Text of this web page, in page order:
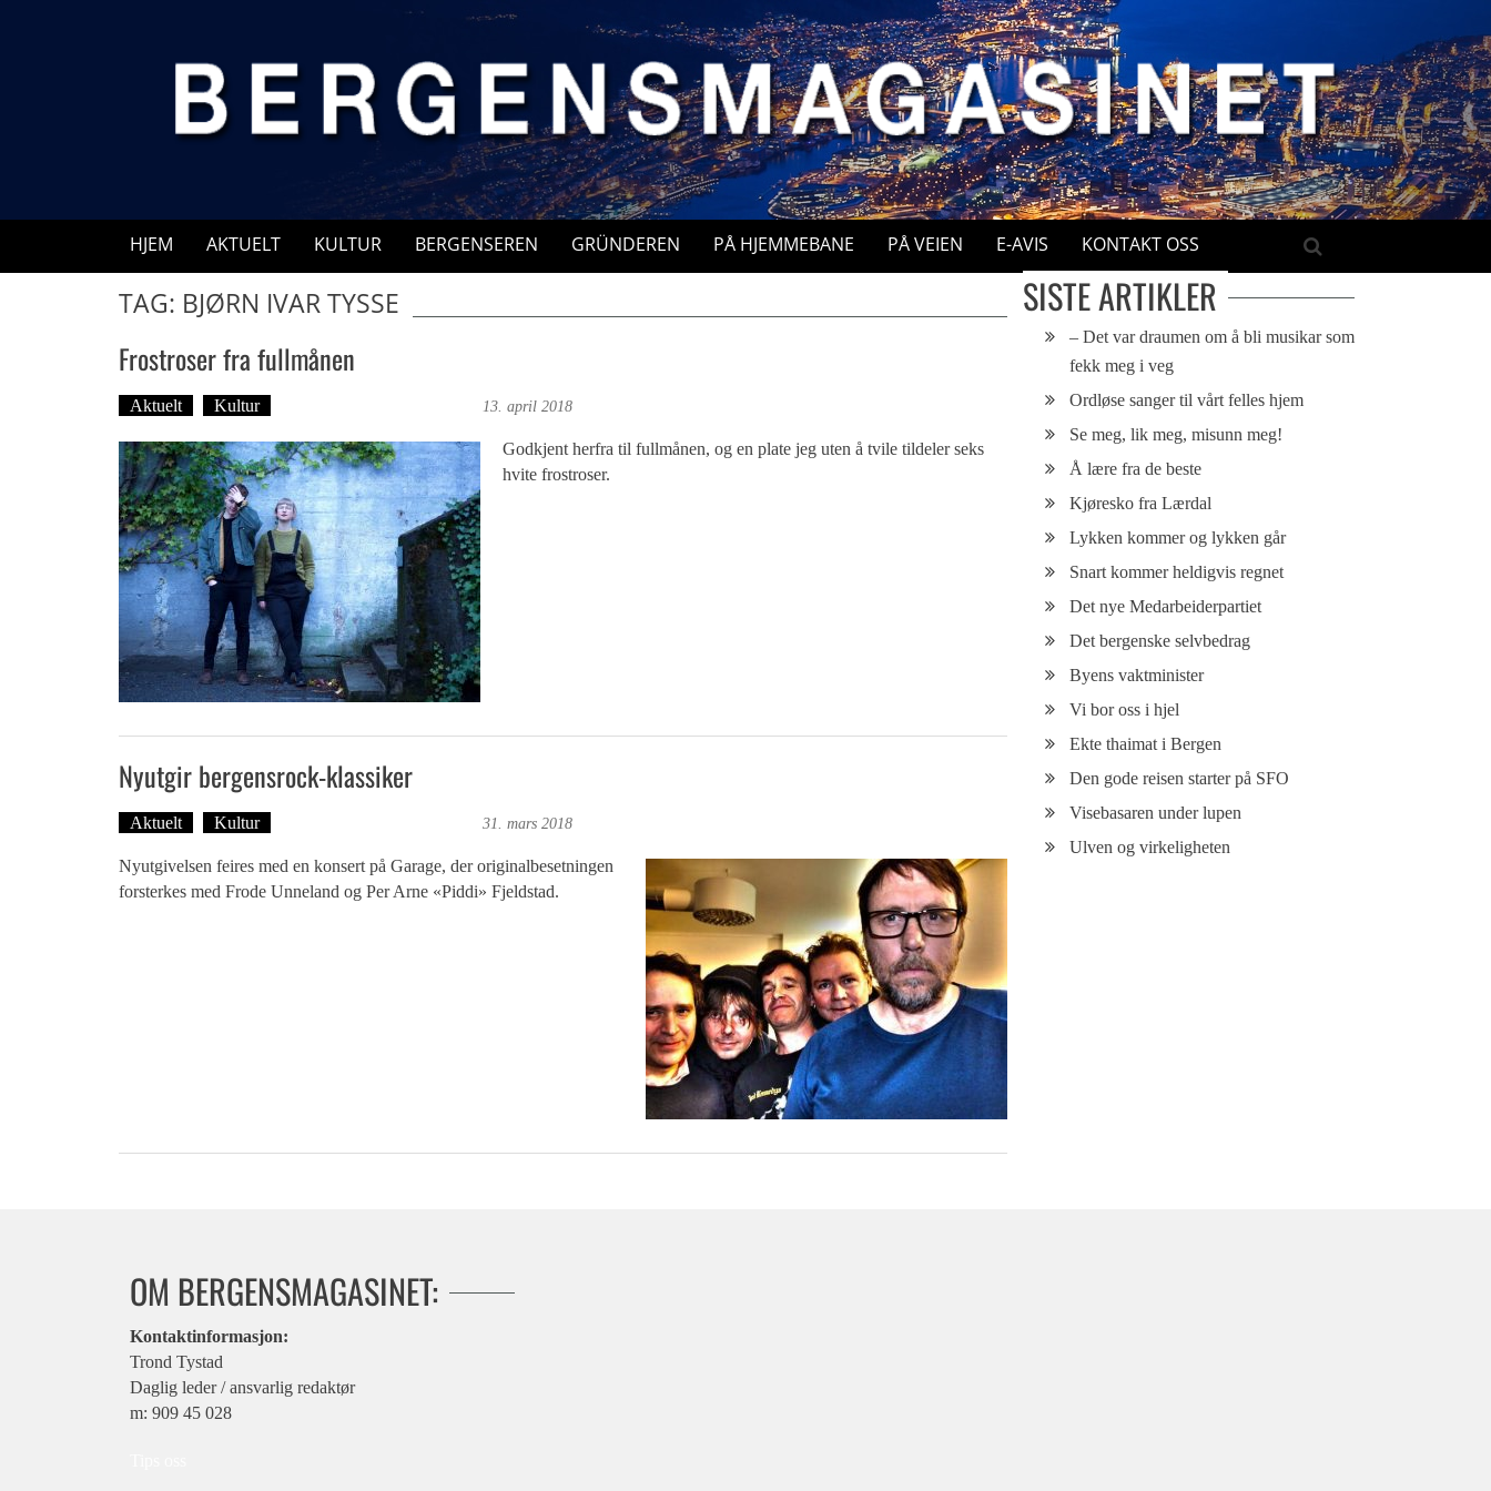
HJEM AKTUELT KULTUR BERGENSEREN GRÜNDEREN PÅ HJEMMEBANE PÅ VEIEN E-AVIS KONTAKT OSS
TAG: BJØRN IVAR TYSSE
Frostroser fra fullmånen
Aktuelt Kultur 13. april 2018
Godkjent herfra til fullmånen, og en plate jeg uten å tvile tildeler seks
hvite frostroser.
Nyutgir bergensrock-klassiker
Aktuelt Kultur 31. mars 2018
Nyutgivelsen feires med en konsert på Garage, der originalbesetningen
forsterkes med Frode Unneland og Per Arne «Piddi» Fjeldstad.
SISTE ARTIKLER
– Det var draumen om å bli musikar som
fekk meg i veg
Ordløse sanger til vårt felles hjem
Se meg, lik meg, misunn meg!
Å lære fra de beste
Kjøresko fra Lærdal
Lykken kommer og lykken går
Snart kommer heldigvis regnet
Det nye Medarbeiderpartiet
Det bergenske selvbedrag
Byens vaktminister
Vi bor oss i hjel
Ekte thaimat i Bergen
Den gode reisen starter på SFO
Visebasaren under lupen
Ulven og virkeligheten
OM BERGENSMAGASINET:
Kontaktinformasjon:
Trond Tystad
Daglig leder / ansvarlig redaktør
m: 909 45 028